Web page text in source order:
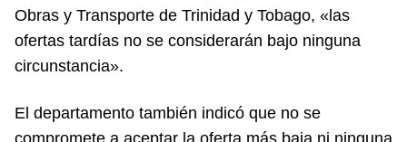
Obras y Transporte de Trinidad y Tobago, «las
ofertas tardías no se considerarán bajo ninguna
circunstancia».
El departamento también indicó que no se
compromete a aceptar la oferta más baja ni ninguna